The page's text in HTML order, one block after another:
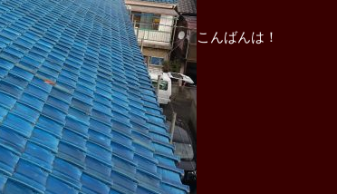
こんばんは！